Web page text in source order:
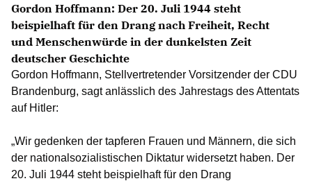
PRESSE
Mitglied werden
Gordon Hoffmann: Der 20. Juli 1944 steht
beispielhaft für den Drang nach Freiheit, Recht
und Menschenwürde in der dunkelsten Zeit
deutscher Geschichte
Gordon Hoffmann, Stellvertretender Vorsitzender der CDU
Brandenburg, sagt anlässlich des Jahrestags des Attentats
auf Hitler:
Wir gedenken der tapferen Frauen und Männern, die sich
der nationalsozialistischen Diktatur widersetzt haben. Der
20. Juli 1944 steht beispielhaft für den Drang